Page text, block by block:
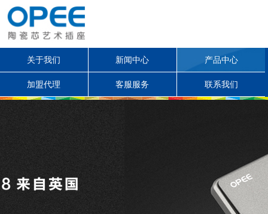
关于我们 新闻中心 产品中心
加盟代理 客服服务 联系我们